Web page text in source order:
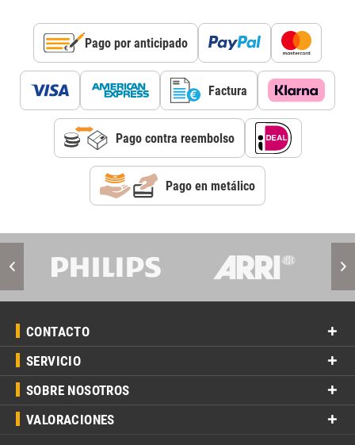
Pago por anticipado
Factura
Pago contra reembolso
Pago en metálico
CONTACTO
SERVICIO
SOBRE NOSOTROS
VALORACIONES